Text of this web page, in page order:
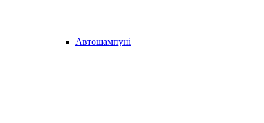
Автошампуні